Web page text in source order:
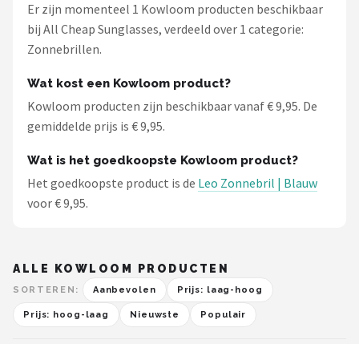
Er zijn momenteel 1 Kowloom producten beschikbaar
bij All Cheap Sunglasses, verdeeld over 1 categorie:
Zonnebrillen.
Wat kost een Kowloom product?
Kowloom producten zijn beschikbaar vanaf € 9,95. De
gemiddelde prijs is € 9,95.
Wat is het goedkoopste Kowloom product?
Het goedkoopste product is de Leo Zonnebril | Blauw
voor € 9,95.
ALLE KOWLOOM PRODUCTEN
SORTEREN: Aanbevolen Prijs: laag-hoog
Prijs: hoog-laag Nieuwste Populair